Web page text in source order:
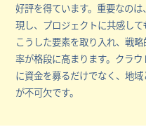
好評を得ています。重要なの
現し、プロジェクトに共感して
こうした要素を取り入れ、戦
率が格段に高まります。クラ
に資金を募るだけでなく、地
が不可欠です。